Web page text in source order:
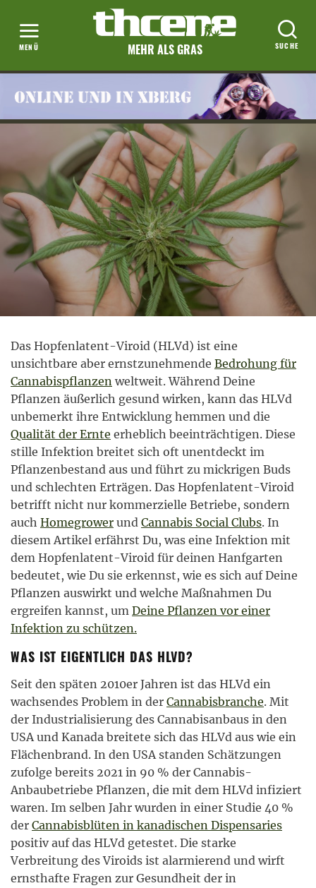
MEHR ALS GRAS
Das Hopfenlatent-Viroid (HLVd) ist eine
unsichtbare aber ernstzunehmende Bedrohung für
Cannabispflanzen weltweit. Während Deine
Pflanzen äußerlich gesund wirken, kann das HLVd
unbemerkt ihre Entwicklung hemmen und die
Qualität der Ernte erheblich beeinträchtigen. Diese
stille Infektion breitet sich oft unentdeckt im
Pflanzenbestand aus und führt zu mickrigen Buds
und schlechten Erträgen. Das Hopfenlatent-Viroid
betrifft nicht nur kommerzielle Betriebe, sondern
auch Homegrower und Cannabis Social Clubs. In
diesem Artikel erfährst Du, was eine Infektion mit
dem Hopfenlatent-Viroid für deinen Hanfgarten
bedeutet, wie Du sie erkennst, wie es sich auf Deine
Pflanzen auswirkt und welche Maßnahmen Du
ergreifen kannst, um Deine Pflanzen vor einer
Infektion zu schützen.
WAS IST EIGENTLICH DAS HLVD?
Seit den späten 2010er Jahren ist das HLVd ein
wachsendes Problem in der Cannabisbranche. Mit
der Industrialisierung des Cannabisanbaus in den
USA und Kanada breitete sich das HLVd aus wie ein
Flächenbrand. In den USA standen Schätzungen
zufolge bereits 2021 in 90 % der Cannabis-
Anbaubetriebe Pflanzen, die mit dem HLVd infiziert
waren. Im selben Jahr wurden in einer Studie 40 %
der Cannabisblüten in kanadischen Dispensaries
positiv auf das HLVd getestet. Die starke
Verbreitung des Viroids ist alarmierend und wirft
ernsthafte Fragen zur Gesundheit der in